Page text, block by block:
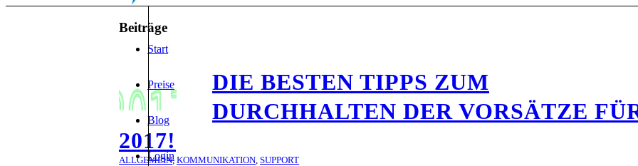
Start
Preise
Blog
Login
Beiträge
DIE BESTEN TIPPS ZUM
DURCHHALTEN DER VORSÄTZE
2017!
ALLGEMEIN, KOMMUNIKATION, SUPPORT